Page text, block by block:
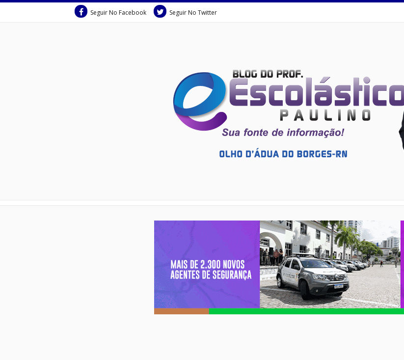
Seguir No Facebook Seguir No Twitter